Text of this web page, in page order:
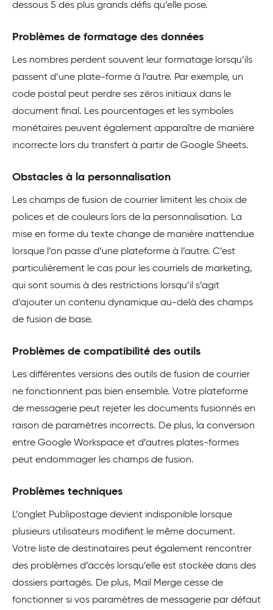
dessous 5 des plus grands défis qu’elle pose.
Problèmes de formatage des données
Les nombres perdent souvent leur formatage lorsqu’ils
passent d’une plate-forme à l’autre. Par exemple, un
code postal peut perdre ses zéros initiaux dans le
document final. Les pourcentages et les symboles
monétaires peuvent également apparaître de manière
incorrecte lors du transfert à partir de Google Sheets.
Obstacles à la personnalisation
Les champs de fusion de courrier limitent les choix de
polices et de couleurs lors de la personnalisation. La
mise en forme du texte change de manière inattendue
lorsque l’on passe d’une plateforme à l’autre. C’est
particulièrement le cas pour les courriels de marketing,
qui sont soumis à des restrictions lorsqu’il s’agit
d’ajouter un contenu dynamique au-delà des champs
de fusion de base.
Problèmes de compatibilité des outils
Les différentes versions des outils de fusion de courrier
ne fonctionnent pas bien ensemble. Votre plateforme
de messagerie peut rejeter les documents fusionnés en
raison de paramètres incorrects. De plus, la conversion
entre Google Workspace et d’autres plates-formes
peut endommager les champs de fusion.
Problèmes techniques
L’onglet Publipostage devient indisponible lorsque
plusieurs utilisateurs modifient le même document.
Votre liste de destinataires peut également rencontrer
des problèmes d’accès lorsqu’elle est stockée dans des
dossiers partagés. De plus, Mail Merge cesse de
fonctionner si vos paramètres de messagerie par défaut